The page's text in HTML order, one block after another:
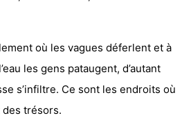
où les vagues déferlent et à
les gens pataugent, d’autant
s’infiltre. Ce sont les endroits où
trésors.